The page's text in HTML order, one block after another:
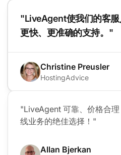
"LiveAgent使我们的客服
更快、更准确的支持。"
Christine Preusler
HostingAdvice
"LiveAgent 可靠、价格合
线业务的绝佳选择！"
Allan Bjerkan